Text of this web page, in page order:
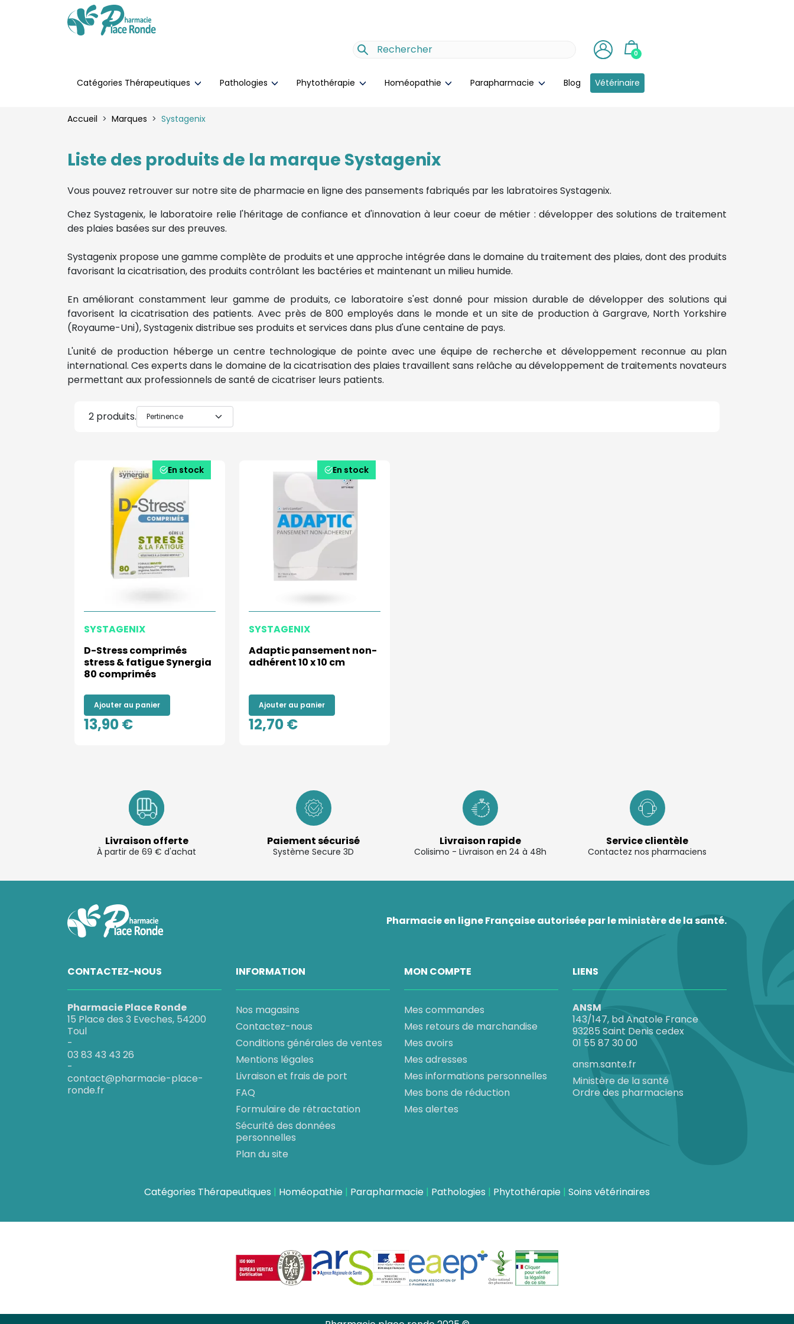
0
Catégories Thérapeutiques Pathologies Phytothérapie Homéopathie Parapharmacie Blog Vétérinaire
Accueil Marques Systagenix
Liste des produits de la marque Systagenix
Vous pouvez retrouver sur notre site de pharmacie en ligne des pansements fabriqués par les labratoires Systagenix.
Chez Systagenix, le laboratoire relie l'héritage de confiance et d'innovation à leur coeur de métier : développer des solutions de traitement
des plaies basées sur des preuves.
Systagenix propose une gamme complète de produits et une approche intégrée dans le domaine du traitement des plaies, dont des produits
favorisant la cicatrisation, des produits contrôlant les bactéries et maintenant un milieu humide.
En améliorant constamment leur gamme de produits, ce laboratoire s'est donné pour mission durable de développer des solutions qui
favorisent la cicatrisation des patients. Avec près de 800 employés dans le monde et un site de production à Gargrave, North Yorkshire
(Royaume-Uni), Systagenix distribue ses produits et services dans plus d'une centaine de pays.
L'unité de production héberge un centre technologique de pointe avec une équipe de recherche et développement reconnue au plan
international. Ces experts dans le domaine de la cicatrisation des plaies travaillent sans relâche au développement de traitements novateurs
permettant aux professionnels de santé de cicatriser leurs patients.
2 produits.
En stock
SYSTAGENIX
D-Stress comprimés
stress & fatigue Synergia
80 comprimés
Ajouter au panier
13,90 €
En stock
SYSTAGENIX
Adaptic pansement non-
adhérent 10 x 10 cm
Ajouter au panier
12,70 €
Livraison offerte
À partir de 69 € d'achat
Paiement sécurisé
Système Secure 3D
Livraison rapide
Colisimo - Livraison en 24 à 48h
Service clientèle
Contactez nos pharmaciens
Pharmacie en ligne Française autorisée par le ministère de la santé.
CONTACTEZ-NOUS
Pharmacie Place Ronde
15 Place des 3 Eveches, 54200
Toul
-
03 83 43 43 26
-
contact@pharmacie-place-
ronde.fr
INFORMATION
Nos magasins
Contactez-nous
Conditions générales de ventes
Mentions légales
Livraison et frais de port
FAQ
Formulaire de rétractation
Sécurité des données
personnelles
Plan du site
MON COMPTE
Mes commandes
Mes retours de marchandise
Mes avoirs
Mes adresses
Mes informations personnelles
Mes bons de réduction
Mes alertes
LIENS
ANSM
143/147, bd Anatole France
93285 Saint Denis cedex
01 55 87 30 00
ansm.sante.fr
Ministère de la santé
Ordre des pharmaciens
Catégories Thérapeutiques Homéopathie Parapharmacie Pathologies Phytothérapie Soins vétérinaires